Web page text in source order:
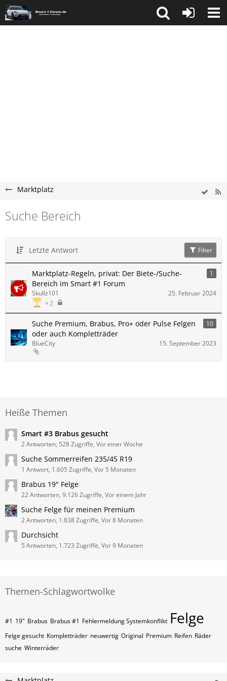
Marktplatz
Suche Bereich
Letzte Antwort Filter
Marktplatz-Regeln, privat: Der Biete-/Suche-
Bereich im Smart #1 Forum
1
2
Skullz101 25. Februar 2024
Suche Premium, Brabus, Pro+ oder Pulse Felgen
oder auch Kompletträder
10
BlueCity 15. September 2023
Heiße Themen
Smart #3 Brabus gesucht
2 Antworten, 528 Zugriffe, Vor einer Woche
Suche Sommerreifen 235/45 R19
1 Antwort, 1.605 Zugriffe, Vor 5 Monaten
Brabus 19" Felge
22 Antworten, 9.126 Zugriffe, Vor einem Jahr
Suche Felge für meinen Premium
2 Antworten, 1.838 Zugriffe, Vor 8 Monaten
Durchsicht
5 Antworten, 1.723 Zugriffe, Vor 9 Monaten
Themen-Schlagwortwolke
#1 19" Brabus Brabus #1 Fehlermeldung Systemkonflikt Felge
Felge gesucht Kompletträder neuwertig Original Premium Reifen Räder
suche Winterräder